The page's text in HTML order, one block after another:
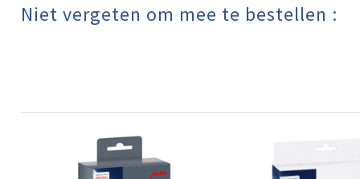
Niet vergeten om mee te bestellen :​